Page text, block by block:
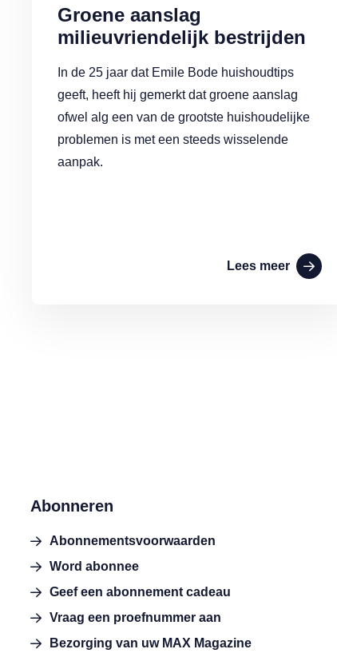
Groene aanslag
milieuvriendelijk bestrijden
In de 25 jaar dat Emile Bode huishoudtips
geeft, heeft hij gemerkt dat groene aanslag
ofwel alg een van de grootste huishoudelijke
problemen is met een steeds wisselende
aanpak.
Lees meer
Abonneren
Abonnementsvoorwaarden
Word abonnee
Geef een abonnement cadeau
Vraag een proefnummer aan
Bezorging van uw MAX Magazine